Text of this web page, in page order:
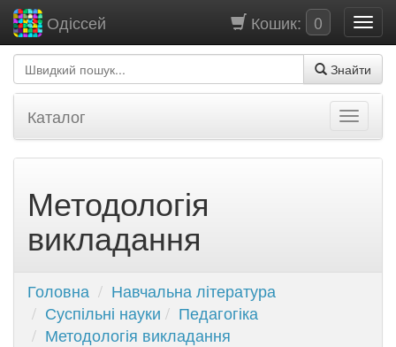
Кошик: 0
Одіссей
Знайти
Каталог
Методологія
викладання
Головна
Навчальна література
Суспільні науки
Педагогіка
Методологія викладання